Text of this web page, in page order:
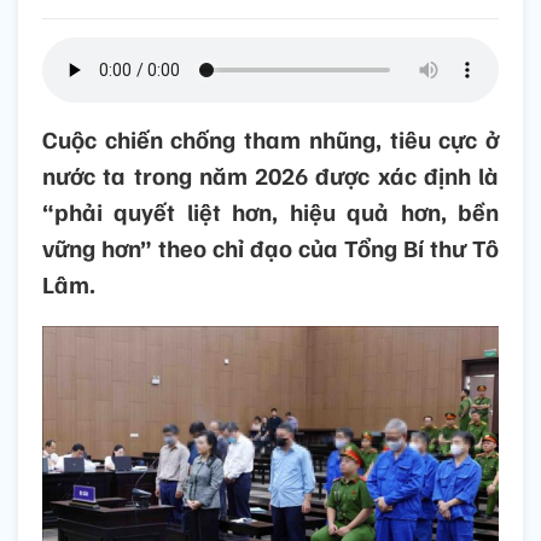
Cuộc chiến chống tham nhũng, tiêu cực ở
nước ta trong năm 2026 được xác định là
“phải quyết liệt hơn, hiệu quả hơn, bền
vững hơn” theo chỉ đạo của Tổng Bí thư Tô
Lâm.